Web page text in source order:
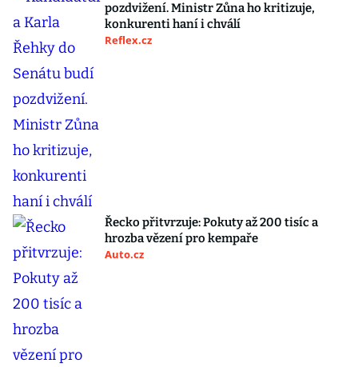
pozdvižení. Ministr Zůna ho kritizuje,
konkurenti haní i chválí
Reflex.cz
Řecko přitvrzuje: Pokuty až 200 tisíc a
hrozba vězení pro kempaře
Auto.cz